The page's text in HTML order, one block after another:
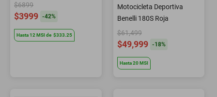
$6899
$3999 -42%
Hasta12 MSIde $333.25
Motocicleta Deportiva
Benelli 180S Roja
$61,499
$49,999 -18%
Hasta20MSI